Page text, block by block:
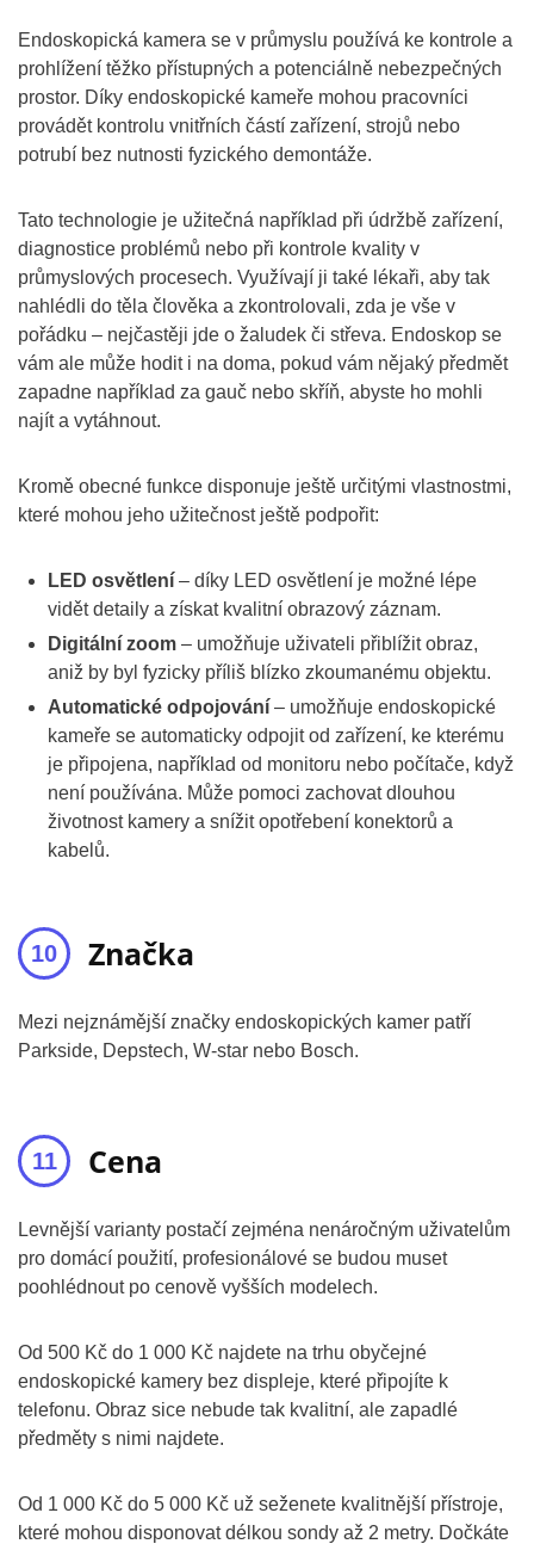
Endoskopická kamera se v průmyslu používá ke kontrole a
prohlížení těžko přístupných a potenciálně nebezpečných
prostor. Díky endoskopické kameře mohou pracovníci
provádět kontrolu vnitřních částí zařízení, strojů nebo
potrubí bez nutnosti fyzického demontáže.
Tato technologie je užitečná například při údržbě zařízení,
diagnostice problémů nebo při kontrole kvality v
průmyslových procesech. Využívají ji také lékaři, aby tak
nahlédli do těla člověka a zkontrolovali, zda je vše v
pořádku – nejčastěji jde o žaludek či střeva. Endoskop se
vám ale může hodit i na doma, pokud vám nějaký předmět
zapadne například za gauč nebo skříň, abyste ho mohli
najít a vytáhnout.
Kromě obecné funkce disponuje ještě určitými vlastnostmi,
které mohou jeho užitečnost ještě podpořit:
LED osvětlení – díky LED osvětlení je možné lépe
vidět detaily a získat kvalitní obrazový záznam.
Digitální zoom – umožňuje uživateli přiblížit obraz,
aniž by byl fyzicky příliš blízko zkoumanému objektu.
Automatické odpojování – umožňuje endoskopické
kameře se automaticky odpojit od zařízení, ke kterému
je připojena, například od monitoru nebo počítače, když
není používána. Může pomoci zachovat dlouhou
životnost kamery a snížit opotřebení konektorů a
kabelů.
Značka
Mezi nejznámější značky endoskopických kamer patří
Parkside, Depstech, W-star nebo Bosch.
Cena
Levnější varianty postačí zejména nenáročným uživatelům
pro domácí použití, profesionálové se budou muset
poohlédnout po cenově vyšších modelech.
Od 500 Kč do 1 000 Kč najdete na trhu obyčejné
endoskopické kamery bez displeje, které připojíte k
telefonu. Obraz sice nebude tak kvalitní, ale zapadlé
předměty s nimi najdete.
Od 1 000 Kč do 5 000 Kč už seženete kvalitnější přístroje,
které mohou disponovat délkou sondy až 2 metry. Dočkáte